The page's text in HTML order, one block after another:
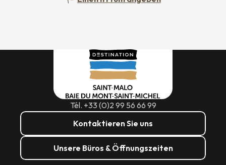
Tél. +33 (0)2 99 56 66 99
Kontaktieren Sie uns
Unsere Büros & Öffnungszeiten